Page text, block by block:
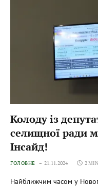
Колоду із
селищної ради
Інсайд!
ГОЛОВНЕ 21.11.2024 2
Найближчим часом у